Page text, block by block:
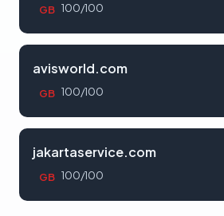
GB 100/100
avisworld.com
GB 100/100
jakartaservice.com
GB 100/100